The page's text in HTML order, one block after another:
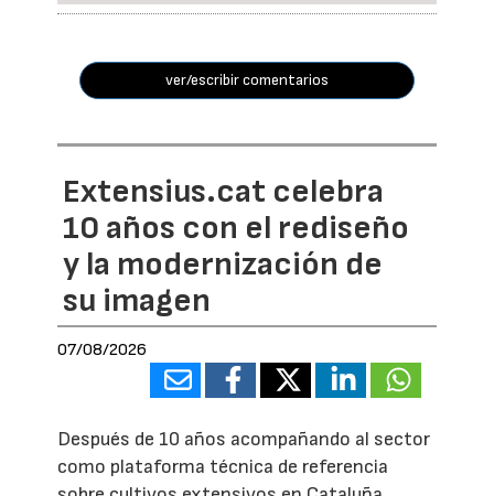
ver/escribir comentarios
Extensius.cat celebra
10 años con el rediseño
y la modernización de
su imagen
07/08/2026
Después de 10 años acompañando al sector
como plataforma técnica de referencia